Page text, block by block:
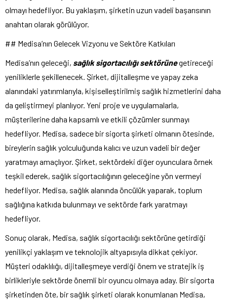
olmayı hedefliyor. Bu yaklaşım, şirketin uzun vadeli başarısının
anahtarı olarak görülüyor.
## Medisa’nın Gelecek Vizyonu ve Sektöre Katkıları
Medisa’nın geleceği, sağlık sigortacılığı sektörünegetireceği
yeniliklerle şekillenecek. Şirket, dijitalleşme ve yapay zeka
alanındaki yatırımlarıyla, kişiselleştirilmiş sağlık hizmetlerini daha
da geliştirmeyi planlıyor. Yeni proje ve uygulamalarla,
müşterilerine daha kapsamlı ve etkili çözümler sunmayı
hedefliyor. Medisa, sadece bir sigorta şirketi olmanın ötesinde,
bireylerin sağlık yolculuğunda kalıcı ve uzun vadeli bir değer
yaratmayı amaçlıyor. Şirket, sektördeki diğer oyunculara örnek
teşkil ederek, sağlık sigortacılığının geleceğine yön vermeyi
hedefliyor. Medisa, sağlık alanında öncülük yaparak, toplum
sağlığına katkıda bulunmayı ve sektörde fark yaratmayı
hedefliyor.
Sonuç olarak, Medisa, sağlık sigortacılığı sektörüne getirdiği
yenilikçi yaklaşım ve teknolojik altyapısıyla dikkat çekiyor.
Müşteri odaklılığı, dijitalleşmeye verdiği önem ve stratejik iş
birlikleriyle sektörde önemli bir oyuncu olmaya aday. Bir sigorta
şirketinden öte, bir sağlık şirketi olarak konumlanan Medisa,